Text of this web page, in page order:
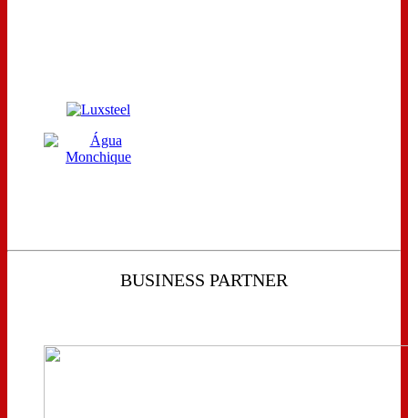
BUSINESS PARTNER